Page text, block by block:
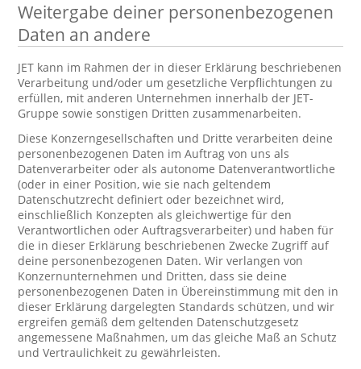
Weitergabe deiner personenbezogenen
Daten an andere
JET kann im Rahmen der in dieser Erklärung beschriebenen
Verarbeitung und/oder um gesetzliche Verpflichtungen zu
erfüllen, mit anderen Unternehmen innerhalb der JET-
Gruppe sowie sonstigen Dritten zusammenarbeiten.
Diese Konzerngesellschaften und Dritte verarbeiten deine
personenbezogenen Daten im Auftrag von uns als
Datenverarbeiter oder als autonome Datenverantwortliche
(oder in einer Position, wie sie nach geltendem
Datenschutzrecht definiert oder bezeichnet wird,
einschließlich Konzepten als gleichwertige für den
Verantwortlichen oder Auftragsverarbeiter) und haben für
die in dieser Erklärung beschriebenen Zwecke Zugriff auf
deine personenbezogenen Daten. Wir verlangen von
Konzernunternehmen und Dritten, dass sie deine
personenbezogenen Daten in Übereinstimmung mit den in
dieser Erklärung dargelegten Standards schützen, und wir
ergreifen gemäß dem geltenden Datenschutzgesetz
angemessene Maßnahmen, um das gleiche Maß an Schutz
und Vertraulichkeit zu gewährleisten.